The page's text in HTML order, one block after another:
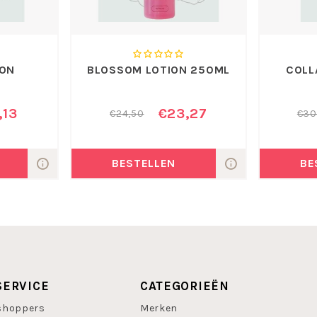
jaren beschouwd als het
radicalen in het lichaam
al honderden jaren
heeft krachtige
die de productie van vrije
BLOSSOM LOTION 250ML
€24,50 €23,27
BESTELLEN
CATEGORIEËN
Merken